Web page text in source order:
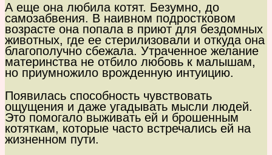
А еще она любила котят. Безумно, до
самозабвения. В наивном подростковом
возрасте она попала в приют для бездомных
животных, где ее стерилизовали и откуда она
благополучно сбежала. Утраченное желание
материнства не отбило любовь к малышам,
но приумножило врожденную интуицию.
Появилась способность чувствовать
ощущения и даже угадывать мысли людей.
Это помогало выживать ей и брошенным
котяткам, которые часто встречались ей на
жизненном пути.